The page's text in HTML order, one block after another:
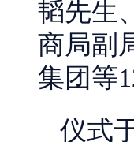
韬先生
商局副
集团等
仪式